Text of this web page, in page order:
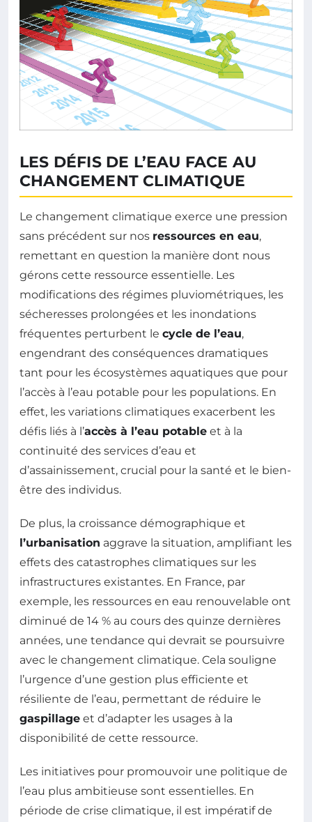
LES DÉFIS DE L’EAU FACE AU
CHANGEMENT CLIMATIQUE
Le changement climatique exerce une pression
sans précédent sur nos ressources en eau,
remettant en question la manière dont nous
gérons cette ressource essentielle. Les
modifications des régimes pluviométriques, les
sécheresses prolongées et les inondations
fréquentes perturbent le cycle de l’eau,
engendrant des conséquences dramatiques
tant pour les écosystèmes aquatiques que pour
l’accès à l’eau potable pour les populations. En
effet, les variations climatiques exacerbent les
défis liés à l’accès à l’eau potable et à la
continuité des services d’eau et
d’assainissement, crucial pour la santé et le bien-
être des individus.
De plus, la croissance démographique et
l’urbanisation aggrave la situation, amplifiant les
effets des catastrophes climatiques sur les
infrastructures existantes. En France, par
exemple, les ressources en eau renouvelable ont
diminué de 14 % au cours des quinze dernières
années, une tendance qui devrait se poursuivre
avec le changement climatique. Cela souligne
l’urgence d’une gestion plus efficiente et
résiliente de l’eau, permettant de réduire le
gaspillage et d’adapter les usages à la
disponibilité de cette ressource.
Les initiatives pour promouvoir une politique de
l’eau plus ambitieuse sont essentielles. En
période de crise climatique, il est impératif de